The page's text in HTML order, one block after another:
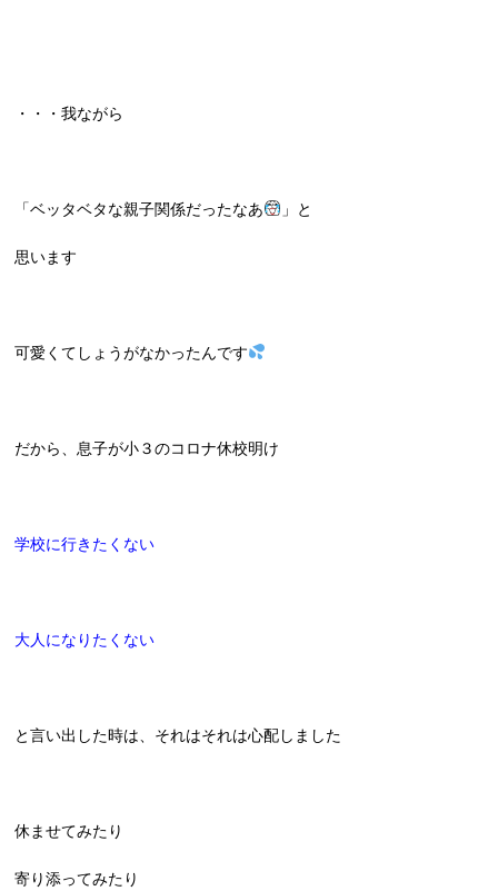
・・・我ながら
「ベッタベタな親子関係だったなあ 」と
思います
可愛くてしょうがなかったんです
だから、息子が小３のコロナ休校明け
学校に行きたくない
大人になりたくない
と言い出した時は、それはそれは心配しました
休ませてみたり
寄り添ってみたり